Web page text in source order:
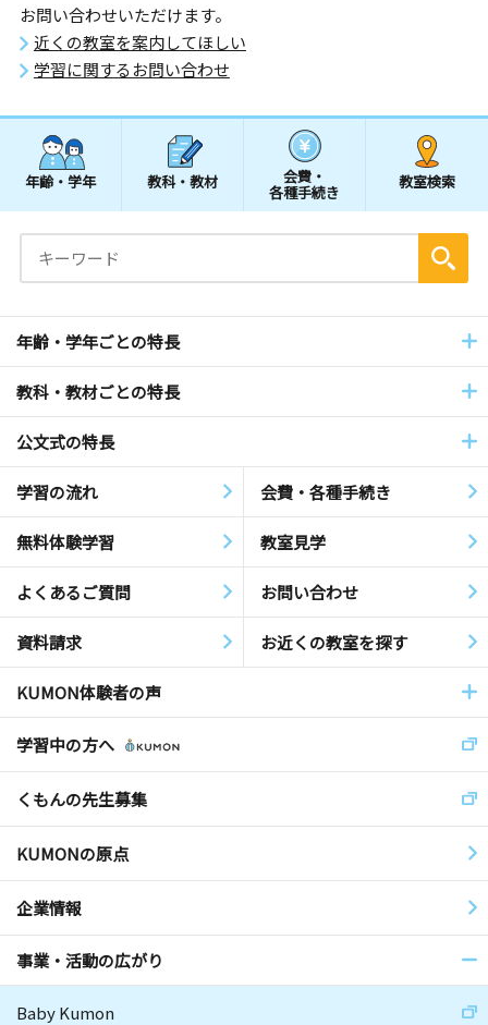
お問い合わせいただけます。
近くの教室を案内してほしい
学習に関するお問い合わせ
年齢・学年 教科・教材 会費・
各種手続き
教室検索
年齢・学年ごとの特長
教科・教材ごとの特長
公文式の特長
学習の流れ 会費・各種手続き
無料体験学習 教室見学
よくあるご質問 お問い合わせ
資料請求 お近くの教室を探す
KUMON体験者の声
学習中の方へ
くもんの先生募集
KUMONの原点
企業情報
事業・活動の広がり
Baby Kumon